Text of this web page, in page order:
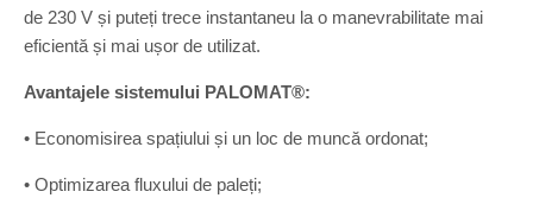
de 230 V și puteți trece instantaneu la o manevrabilitate mai
eficientă și mai ușor de utilizat.
Avantajele sistemului PALOMAT®:
• Economisirea spațiului și un loc de muncă ordonat;
• Optimizarea fluxului de paleți;